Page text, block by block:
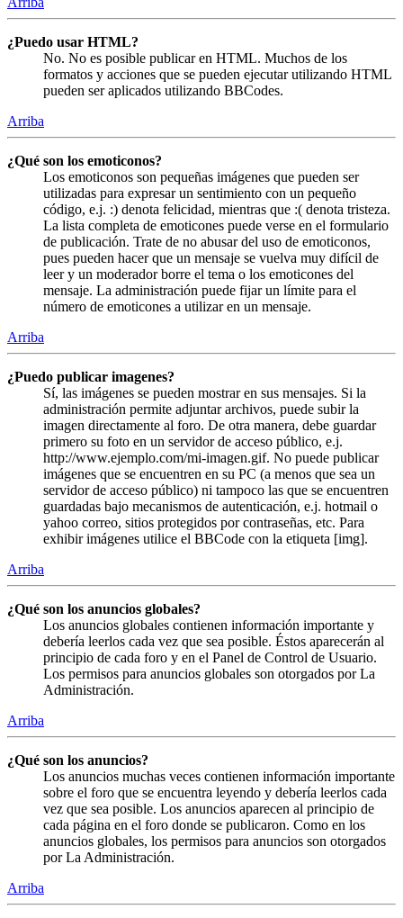
¿Puedo usar HTML?
No. No es posible publicar en HTML. Muchos de los
formatos y acciones que se pueden ejecutar utilizando HTML
pueden ser aplicados utilizando BBCodes.
Arriba
¿Qué son los emoticonos?
Los emoticonos son pequeñas imágenes que pueden ser
utilizadas para expresar un sentimiento con un pequeño
código, e.j. :) denota felicidad, mientras que :( denota tristeza.
La lista completa de emoticones puede verse en el formulario
de publicación. Trate de no abusar del uso de emoticonos,
pues pueden hacer que un mensaje se vuelva muy difícil de
leer y un moderador borre el tema o los emoticones del
mensaje. La administración puede fijar un límite para el
número de emoticones a utilizar en un mensaje.
Arriba
¿Puedo publicar imagenes?
Sí, las imágenes se pueden mostrar en sus mensajes. Si la
administración permite adjuntar archivos, puede subir la
imagen directamente al foro. De otra manera, debe guardar
primero su foto en un servidor de acceso público, e.j.
http://www.ejemplo.com/mi-imagen.gif. No puede publicar
imágenes que se encuentren en su PC (a menos que sea un
servidor de acceso público) ni tampoco las que se encuentren
guardadas bajo mecanismos de autenticación, e.j. hotmail o
yahoo correo, sitios protegidos por contraseñas, etc. Para
exhibir imágenes utilice el BBCode con la etiqueta [img].
Arriba
¿Qué son los anuncios globales?
Los anuncios globales contienen información importante y
debería leerlos cada vez que sea posible. Éstos aparecerán al
principio de cada foro y en el Panel de Control de Usuario.
Los permisos para anuncios globales son otorgados por La
Administración.
Arriba
¿Qué son los anuncios?
Los anuncios muchas veces contienen información importante
sobre el foro que se encuentra leyendo y debería leerlos cada
vez que sea posible. Los anuncios aparecen al principio de
cada página en el foro donde se publicaron. Como en los
anuncios globales, los permisos para anuncios son otorgados
por La Administración.
Arriba